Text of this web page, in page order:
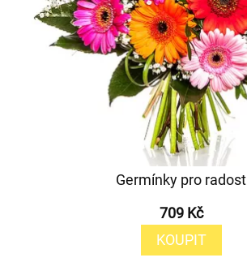
Germínky pro radost
709 Kč
KOUPIT